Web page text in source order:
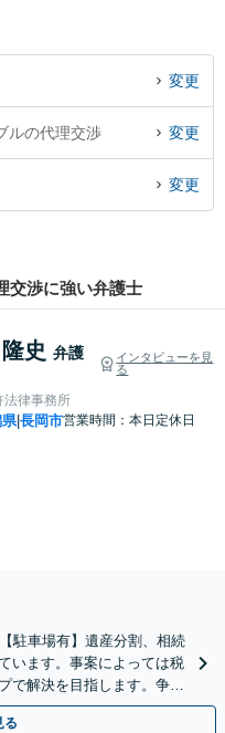
変更
ルの代理交渉 変更
変更
交渉に強い弁護士
史 弁護
インタビューを見
る
法律事務所
|長岡市営業時間：本日定休日
駐車場有】遺産分割、相続
います。事案によっては税
で解決を目指します。争い
割払い可】
る